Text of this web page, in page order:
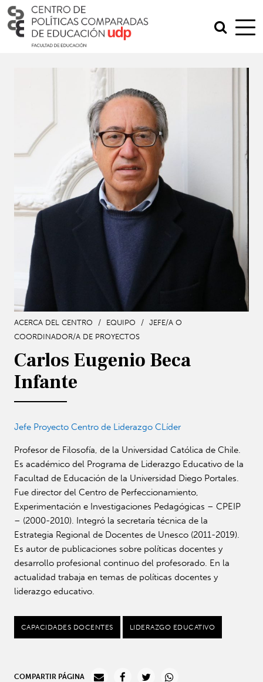
ACERCA DEL CENTRO / EQUIPO /
JEFE/A O
COORDINADOR/A DE PROYECTOS
Carlos Eugenio Beca
Infante
Jefe Proyecto Centro de Liderazgo CLíder
Profesor de Filosofía, de la Universidad Católica de Chile.
Es académico del Programa de Liderazgo Educativo de la
Facultad de Educación de la Universidad Diego Portales.
Fue director del Centro de Perfeccionamiento,
Experimentación e Investigaciones Pedagógicas – CPEIP
– (2000-2010). Integró la secretaría técnica de la
Estrategia Regional de Docentes de Unesco (2011-2019).
Es autor de publicaciones sobre políticas docentes y
desarrollo profesional continuo del profesorado. En la
actualidad trabaja en temas de políticas docentes y
liderazgo educativo.
CAPACIDADES DOCENTES LIDERAZGO EDUCATIVO
COMPARTIR PÁGINA